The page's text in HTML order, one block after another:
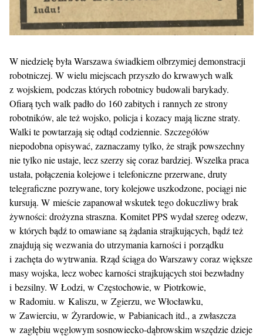
W niedzielę była Warszawa świadkiem olbrzymiej demonstracji
robotniczej. W wielu miejscach przyszło do krwawych walk
z wojskiem, podczas których robotnicy budowali barykady.
Ofiarą tych walk padło do 160 zabitych i rannych ze strony
robotników, ale też wojsko, policja i kozacy mają liczne straty.
Walki te powtarzają się odtąd codziennie. Szczegółów
niepodobna opisywać, zaznaczamy tylko, że strajk powszechny
nie tylko nie ustaje, lecz szerzy się coraz bardziej. Wszelka praca
ustała, połączenia kolejowe i telefoniczne przerwane, druty
telegraficzne pozrywane, tory kolejowe uszkodzone, pociągi nie
kursują. W mieście zapanował wskutek tego dokuczliwy brak
żywności: drożyzna straszna. Komitet PPS wydał szereg odezw,
w których bądź to omawiane są żądania strajkujących, bądź też
znajdują się wezwania do utrzymania karności i porządku
i zachęta do wytrwania. Rząd ściąga do Warszawy coraz większe
masy wojska, lecz wobec karności strajkujących stoi bezwładny
i bezsilny. W Łodzi, w Częstochowie, w Piotrkowie,
w Radomiu. w Kaliszu, w Zgierzu, we Włocławku,
w Zawierciu, w Żyrardowie, w Pabianicach itd., a zwłaszcza
w zagłębiu węglowym sosnowiecko-dąbrowskim wszędzie dzieje